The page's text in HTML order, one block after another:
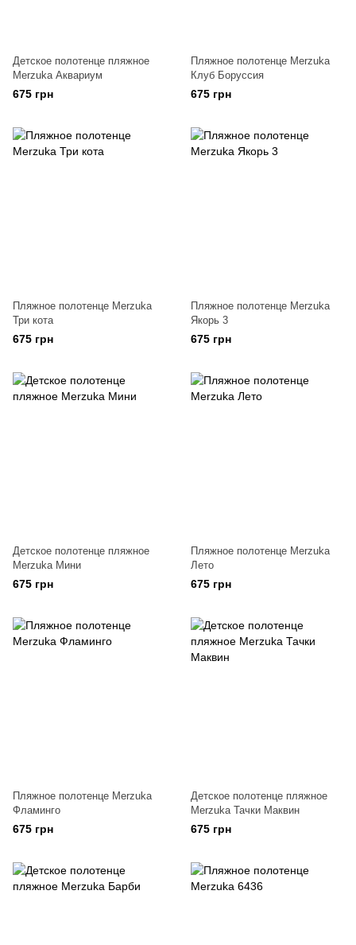
Детское полотенце пляжное
Merzuka Аквариум
675 грн
Пляжное полотенце Merzuka
Клуб Боруссия
675 грн
Пляжное полотенце Merzuka
Три кота
675 грн
Пляжное полотенце Merzuka
Якорь 3
675 грн
Детское полотенце пляжное
Merzuka Мини
675 грн
Пляжное полотенце Merzuka
Лето
675 грн
Пляжное полотенце Merzuka
Фламинго
675 грн
Детское полотенце пляжное
Merzuka Тачки Маквин
675 грн